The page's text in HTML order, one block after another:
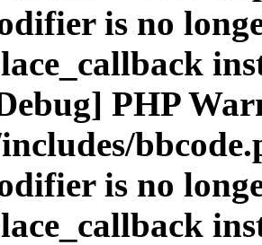
is no
PHP
is no